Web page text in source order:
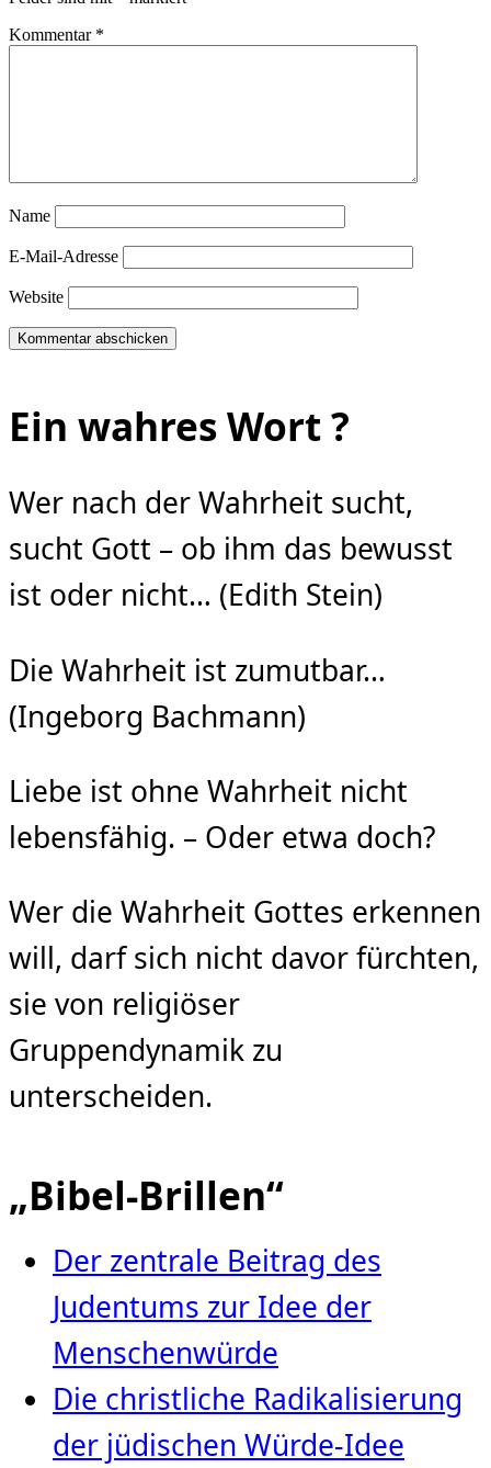
Kommentar *
Name
E-Mail-Adresse
Website
Ein wahres Wort ?
Wer nach der Wahrheit sucht,
sucht Gott – ob ihm das bewusst
ist oder nicht… (Edith Stein)
Die Wahrheit ist zumutbar…
(Ingeborg Bachmann)
Liebe ist ohne Wahrheit nicht
lebensfähig. – Oder etwa doch?
Wer die Wahrheit Gottes erkennen
will, darf sich nicht davor fürchten,
sie von religiöser
Gruppendynamik zu
unterscheiden.
„Bibel-Brillen“
Der zentrale Beitrag des
Judentums zur Idee der
Menschenwürde
Die christliche Radikalisierung
der jüdischen Würde‑Idee